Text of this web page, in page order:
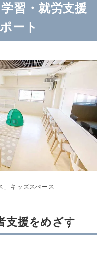
習・就労支援
ート
」キッズスぺース
支援をめざす